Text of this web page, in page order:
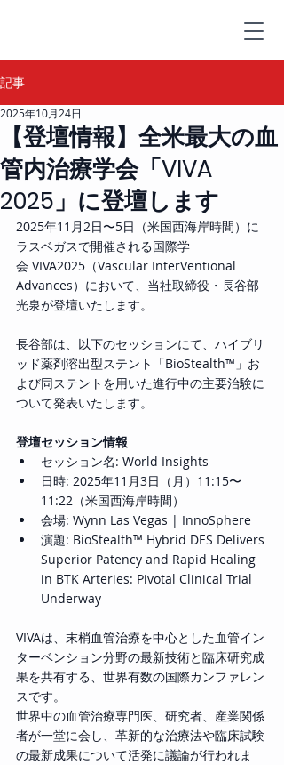
記事
【登壇情報】全米最大の血
管内治療学会「VIVA
2025」に登壇します
2025年10月24日
2025年11月2日〜5日（米国西海岸時間）に
ラスベガスで開催される国際学
会 VIVA2025（Vascular InterVentional
Advances）において、当社取締役・長谷部
光泉が登壇いたします。
長谷部は、以下のセッションにて、ハイブリ
ッド薬剤溶出型ステント「BioStealth™」お
よび同ステントを用いた進行中の主要治験に
ついて発表いたします。
登壇セッション情報
セッション名: World Insights
日時: 2025年11月3日（月）11:15〜
11:22（米国西海岸時間）
会場: Wynn Las Vegas | InnoSphere
演題: BioStealth™ Hybrid DES Delivers
Superior Patency and Rapid Healing
in BTK Arteries: Pivotal Clinical Trial
Underway
VIVAは、末梢血管治療を中心とした血管イン
ターベンション分野の最新技術と臨床研究成
果を共有する、世界有数の国際カンファレン
スです。
世界中の血管治療専門医、研究者、産業関係
者が一堂に会し、革新的な治療法や臨床試験
の最新成果について活発に議論が行われま